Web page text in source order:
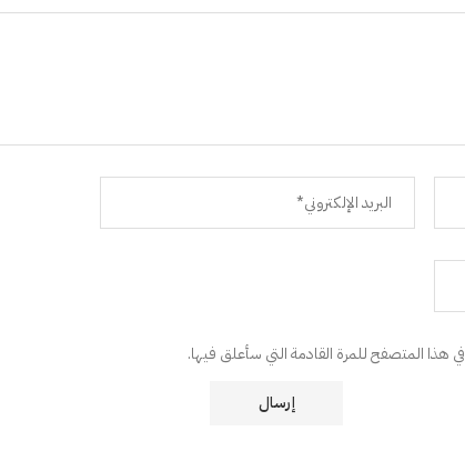
في هذا المتصفح للمرة القادمة التي سأعلق فيها.